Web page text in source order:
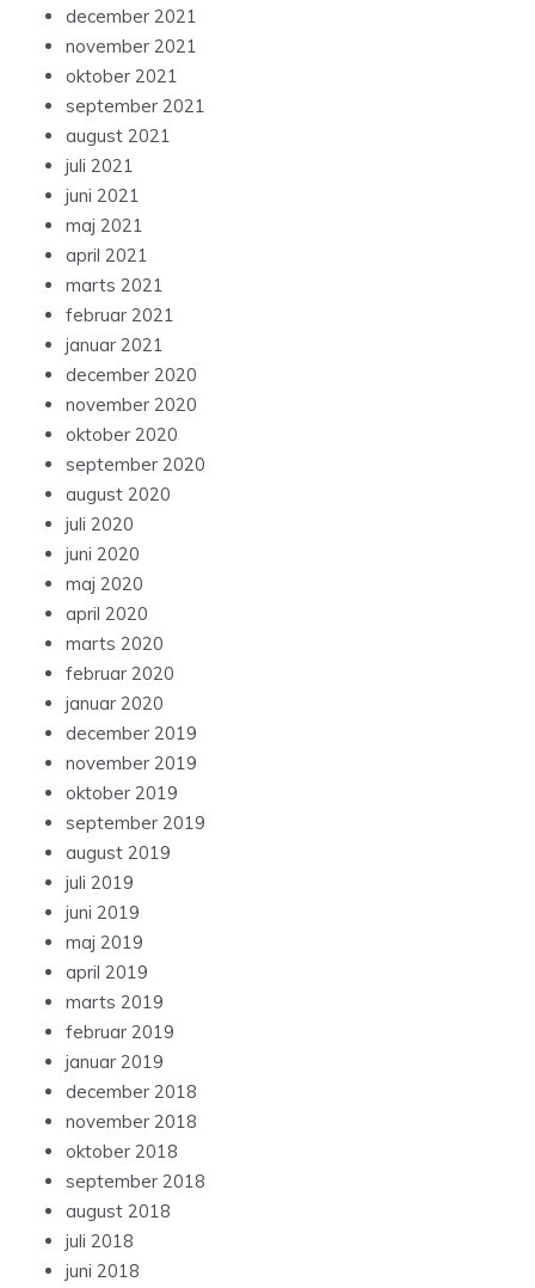
december 2021
november 2021
oktober 2021
september 2021
august 2021
juli 2021
juni 2021
maj 2021
april 2021
marts 2021
februar 2021
januar 2021
december 2020
november 2020
oktober 2020
september 2020
august 2020
juli 2020
juni 2020
maj 2020
april 2020
marts 2020
februar 2020
januar 2020
december 2019
november 2019
oktober 2019
september 2019
august 2019
juli 2019
juni 2019
maj 2019
april 2019
marts 2019
februar 2019
januar 2019
december 2018
november 2018
oktober 2018
september 2018
august 2018
juli 2018
juni 2018